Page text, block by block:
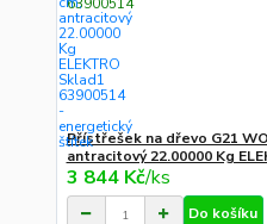
Přístřešek na dřevo G21
antracitový 22.00000 Kg
3 844 Kč/ks
Do košíku